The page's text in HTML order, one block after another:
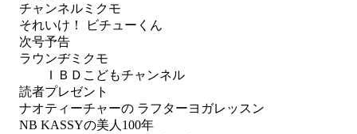
チャンネルミクモ
それいけ！ ビチューくん
次号予告
ラウンヂミクモ
ＩＢＤこどもチャンネル
読者プレゼント
ナオティーチャーの ラフターヨガレッスン
NB KASSYの美人100年